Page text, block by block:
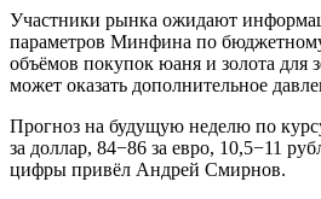
Участники рынка ожидают
параметров Минфина по
объёмов покупок юаня и золота для
может оказать дополнительное
Прогноз на будущую неделю по
за доллар, 84−86 за евро, 10,5−11
цифры привёл Андрей Смирнов.